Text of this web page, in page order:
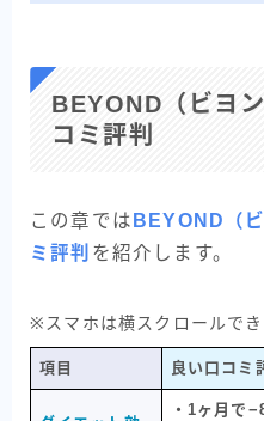
BEYOND（ビヨ
コミ評判
この章では BEYOND（
ミ評判 を紹介します。
※スマホは横スクロールで
項目 良い口コミ
・1ヶ月で